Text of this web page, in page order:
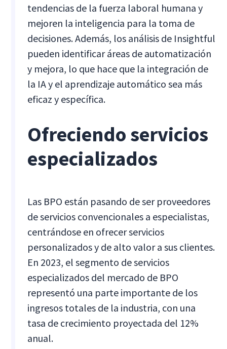
tendencias de la fuerza laboral humana y
mejoren la inteligencia para la toma de
decisiones. Además, los análisis de Insightful
pueden identificar áreas de automatización
y mejora, lo que hace que la integración de
la IA y el aprendizaje automático sea más
eficaz y específica.
Ofreciendo servicios
especializados
Las BPO están pasando de ser proveedores
de servicios convencionales a especialistas,
centrándose en ofrecer servicios
personalizados y de alto valor a sus clientes.
En 2023, el segmento de servicios
especializados del mercado de BPO
representó una parte importante de los
ingresos totales de la industria, con una
tasa de crecimiento proyectada del 12%
anual.